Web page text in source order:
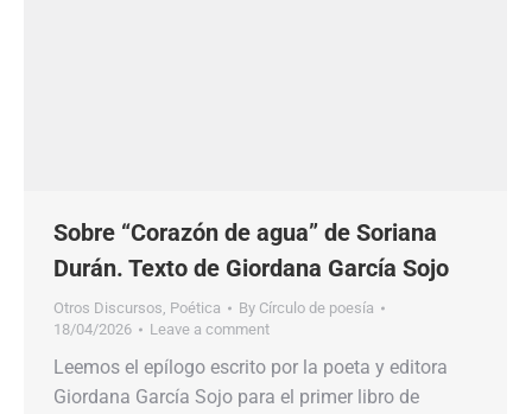
Sobre “Corazón de agua” de Soriana
Durán. Texto de Giordana García Sojo
Otros Discursos, Poética By Círculo de poesía
18/04/2026
Leave a comment
Leemos el epílogo escrito por la poeta y editora
Giordana García Sojo para el primer libro de